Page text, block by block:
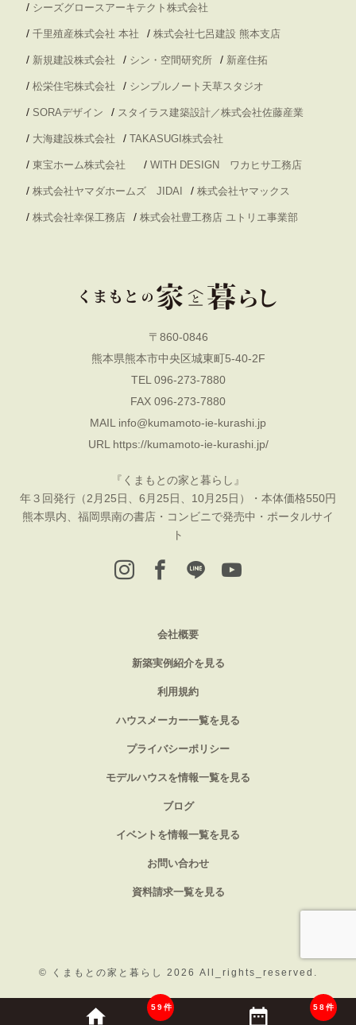
/ シーズグロースアーキテクト株式会社
/ 千里殖産株式会社 本社 / 株式会社七呂建設 熊本支店
/ 新規建設株式会社 / シン・空間研究所 / 新産住拓
/ 松栄住宅株式会社 / シンプルノート天草スタジオ
/ SORAデザイン / スタイラス建築設計／株式会社佐藤産業
/ 大海建設株式会社 / TAKASUGI株式会社
/ 東宝ホーム株式会社 / WITH DESIGN ワカヒサ工務店
/ 株式会社ヤマダホームズ JIDAI / 株式会社ヤマックス
/ 株式会社幸保工務店 / 株式会社豊工務店 ユトリエ事業部
〒860-0846
熊本県熊本市中央区城東町5-40-2F
TEL 096-273-7880
FAX 096-273-7880
MAIL info@kumamoto-ie-kurashi.jp
URL https://kumamoto-ie-kurashi.jp/
『くまもとの家と暮らし』
年３回発行（2月25日、6月25日、10月25日）・本体価格550円
熊本県内、福岡県南の書店・コンビニで発売中・ポータルサイ
ト
会社概要
新築実例紹介を見る
利用規約
ハウスメーカー一覧を見る
プライバシーポリシー
モデルハウスを情報一覧を見る
ブログ
イベントを情報一覧を見る
お問い合わせ
資料請求一覧を見る
59件 58件
© くまもとの家と暮らし 2026 All_rights_reserved.